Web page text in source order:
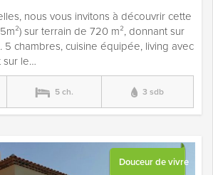
nous vous invitons à découvrir cette
sur terrain de 720 m², donnant sur
chambres, cuisine équipée, living avec
sur le…
5 ch. 3 sdb
Douceur de vivre